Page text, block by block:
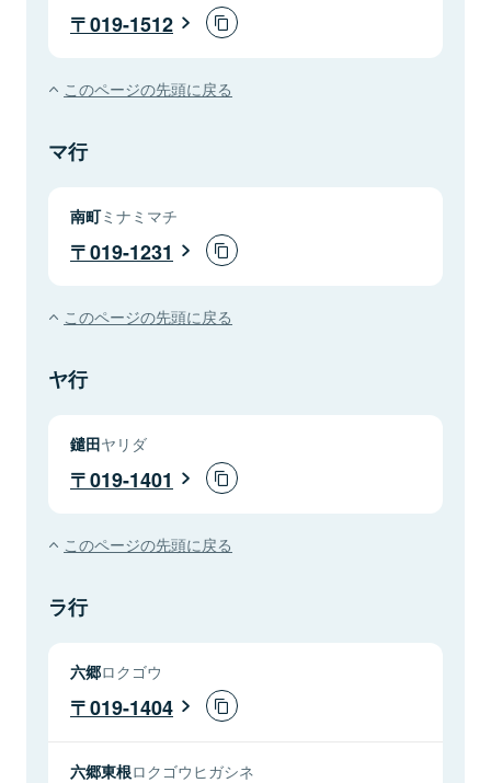
019-1512
このページの先頭に戻る
マ行
南町ミナミマチ
019-1231
このページの先頭に戻る
ヤ行
鑓田ヤリダ
019-1401
このページの先頭に戻る
ラ行
六郷ロクゴウ
019-1404
六郷東根ロクゴウヒガシネ